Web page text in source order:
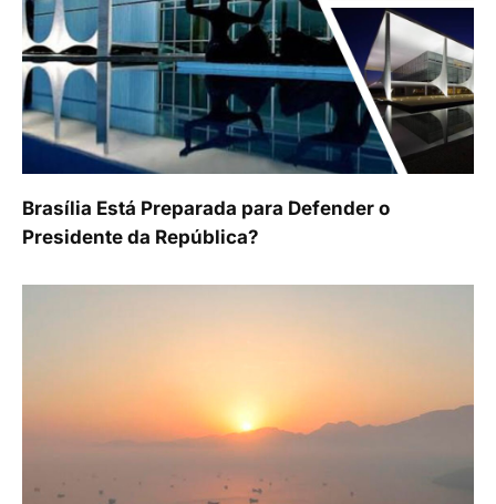
Brasília Está Preparada para Defender o
Presidente da República?